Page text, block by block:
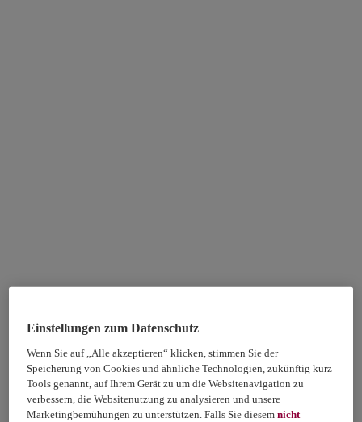
Einstellungen zum Datenschutz
Wenn Sie auf „Alle akzeptieren“ klicken, stimmen Sie der
Speicherung von Cookies und ähnliche Technologien, zukünftig kurz
Tools genannt, auf Ihrem Gerät zu um die Websitenavigation zu
verbessern, die Websitenutzung zu analysieren und unsere
Marketingbemühungen zu unterstützen. Falls Sie diesemnicht